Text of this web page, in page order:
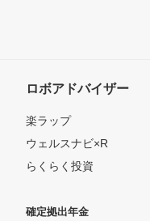
ロボアドバイザー
楽ラップ
ウェルスナビ×R
らくらく投資
確定拠出年金